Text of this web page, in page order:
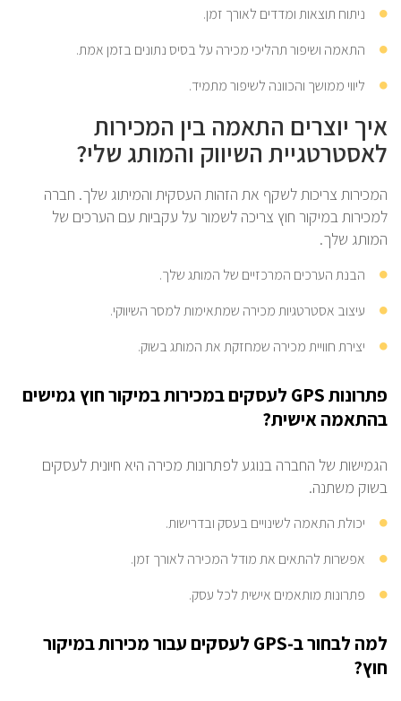
ניתוח תוצאות ומדדים לאורך זמן.
התאמה ושיפור תהליכי מכירה על בסיס נתונים בזמן אמת.
ליווי ממושך והכוונה לשיפור מתמיד.
איך יוצרים התאמה בין המכירות
לאסטרטגיית השיווק והמותג שלי?
המכירות צריכות לשקף את הזהות העסקית והמיתוג שלך. חברה
למכירות במיקור חוץ צריכה לשמור על עקביות עם הערכים של
המותג שלך.
הבנת הערכים המרכזיים של המותג שלך.
עיצוב אסטרטגיות מכירה שמתאימות למסר השיווקי.
יצירת חוויית מכירה שמחזקת את המותג בשוק.
פתרונות GPS לעסקים במכירות במיקור חוץ גמישים
בהתאמה אישית?
הגמישות של החברה בנוגע לפתרונות מכירה היא חיונית לעסקים
בשוק משתנה.
יכולת התאמה לשינויים בעסק ובדרישות.
אפשרות להתאים את מודל המכירה לאורך זמן.
פתרונות מותאמים אישית לכל עסק.
למה לבחור ב-GPS לעסקים עבור מכירות במיקור
חוץ?